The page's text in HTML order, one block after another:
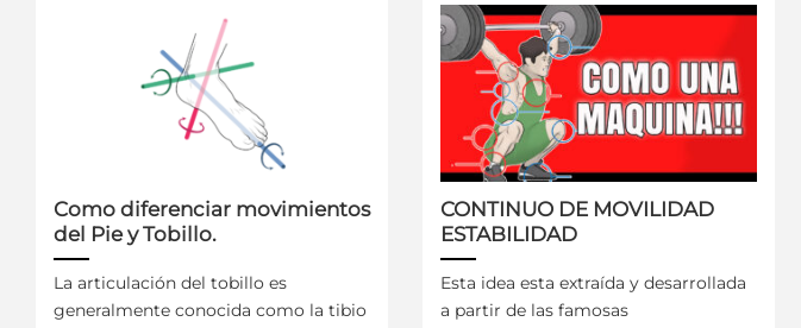
Como diferenciar movimientos
del Pie y Tobillo.
La articulación del tobillo es
generalmente conocida como la tibio
CONTINUO DE MOVILIDAD
ESTABILIDAD
Esta idea esta extraída y desarrollada
a partir de las famosas